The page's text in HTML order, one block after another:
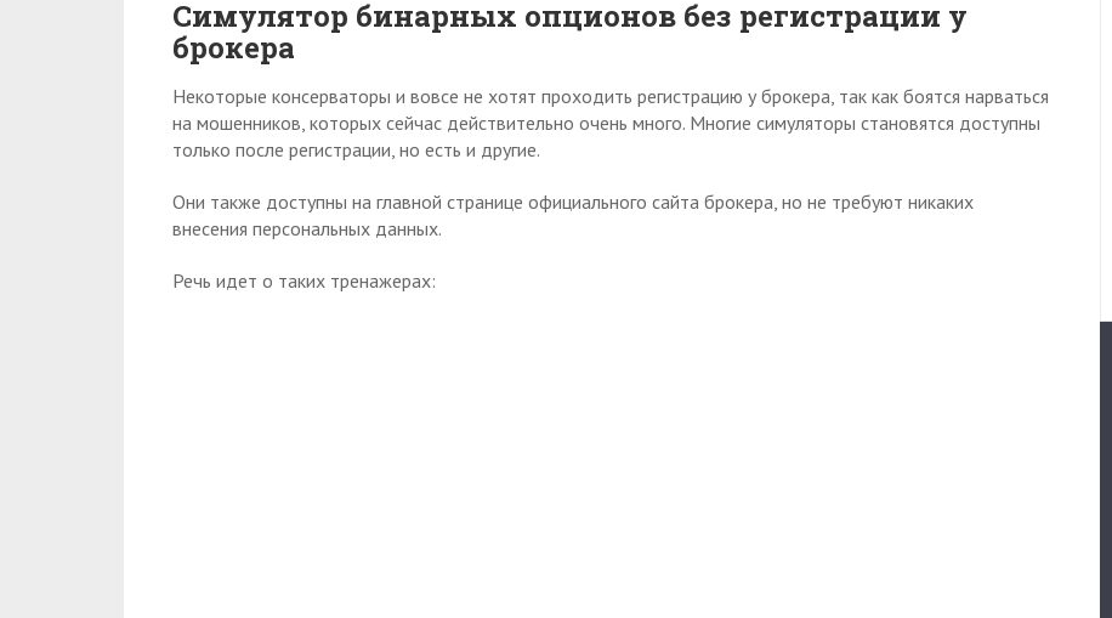
Симулятор бинарных опционов без регистрации у
брокера
Некоторые консерваторы и вовсе не хотят проходить регистрацию у брокера, так как боятся нарваться
на мошенников, которых сейчас действительно очень много. Многие симуляторы становятся доступны
только после регистрации, но есть и другие.
Они также доступны на главной странице официального сайта брокера, но не требуют никаких
внесения персональных данных.
Речь идет о таких тренажерах: